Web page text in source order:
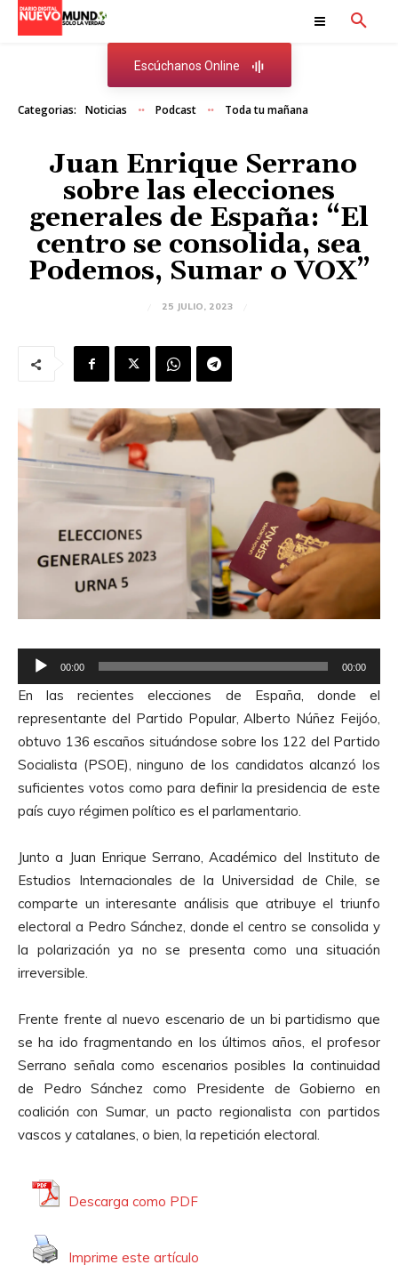
Escúchanos Online
Categorias: Noticias Podcast Toda tu mañana
Juan Enrique Serrano
sobre las elecciones
generales de España: “El
centro se consolida, sea
Podemos, Sumar o VOX”
25 JULIO, 2023
e
p
r
o
d
u
c
o
r
d
e
A
u
i
o
00:00 00:00
En las recientes elecciones de España, donde el
representante del Partido Popular, Alberto Núñez Feijóo,
obtuvo 136 escaños situándose sobre los 122 del Partido
Socialista (PSOE), ninguno de los candidatos alcanzó los
suficientes votos como para definir la presidencia de este
país cuyo régimen político es el parlamentario.
Junto a Juan Enrique Serrano, Académico del Instituto de
Estudios Internacionales de la Universidad de Chile, se
comparte un interesante análisis que atribuye el triunfo
electoral a Pedro Sánchez, donde el centro se consolida y
la polarización ya no se presenta como una situación
irreversible.
Frente frente al nuevo escenario de un bi partidismo que
se ha ido fragmentando en los últimos años, el profesor
Serrano señala como escenarios posibles la continuidad
de Pedro Sánchez como Presidente de Gobierno en
coalición con Sumar, un pacto regionalista con partidos
vascos y catalanes, o bien, la repetición electoral.
Descarga como PDF
Imprime este artículo